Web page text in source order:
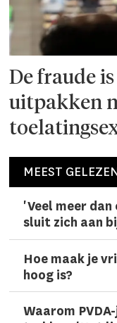
De fraude
uitpakken
MEEST
'Veel meer
sluit zich aan
Hoe maak je
hoog is?
Waarom